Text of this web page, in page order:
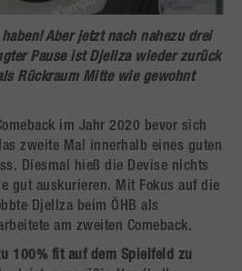
Aber jetzt nach nahezu drei
Pause istDjellzawieder zurück
Rückraum Mitte wie gewohnt
im Jahr 2020 bevor sich
zweite Mal innerhalb eines guten
Diesmal hieß die Devise nichts
gut auskurieren. Mit Fokus auf die
Djellza beim ÖHB als
am zweiten Comeback.
100% fit auf dem Spielfeld zu